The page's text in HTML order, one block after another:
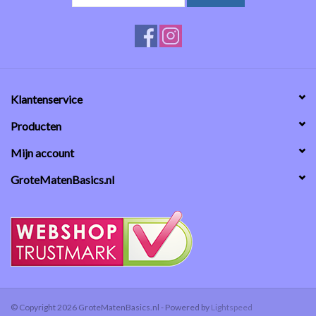
Klantenservice
Producten
Mijn account
GroteMatenBasics.nl
© Copyright 2026 GroteMatenBasics.nl - Powered by Lightspeed